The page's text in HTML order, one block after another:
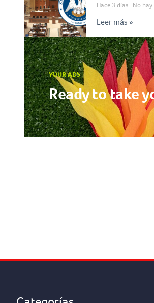
Hace 3 días No
Leer más »
YOUR ADS
Ready to take